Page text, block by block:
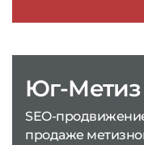
Юг-Метиз
SEO-
продаже